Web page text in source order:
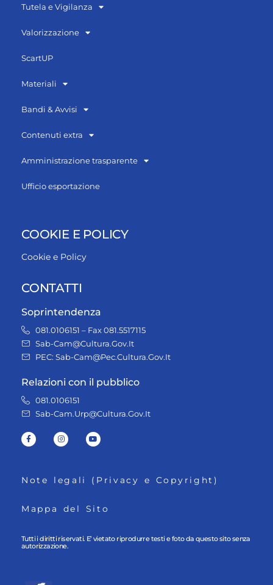
Tutela e Vigilanza
Valorizzazione
ScartUP
Materiali
Bandi & Avvisi
Contenuti extra
Amministrazione trasparente
Ufficio esportazione
COOKIE E POLICY
Cookie e Policy
CONTATTI
Soprintendenza
081.0106151 – Fax 081.5517115
Sab-Cam@Cultura.Gov.It
PEC: Sab-Cam@Pec.Cultura.Gov.It
Relazioni con il pubblico
081.0106151
Sab-Cam.Urp@Cultura.Gov.It
Note legali (Privacy e Copyright)
Mappa del Sito
Tutti i diritti riservati. E’ vietato riprodurre testi e foto da questo sito senza
autorizzazione.